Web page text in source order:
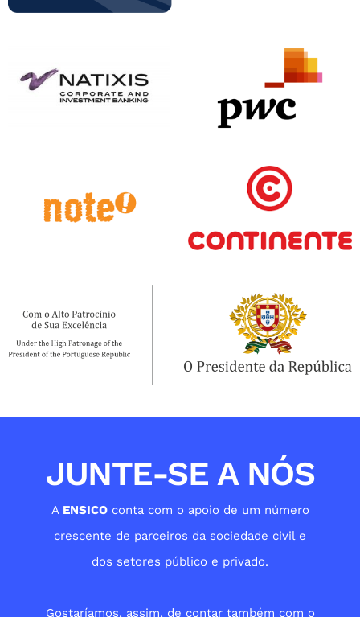
JUNTE-SE A NÓS
A ENSICOconta com o apoio de um número
crescente de parceiros da sociedade civil e
dos setores público e privado.
Gostaríamos, assim, de contar também com o